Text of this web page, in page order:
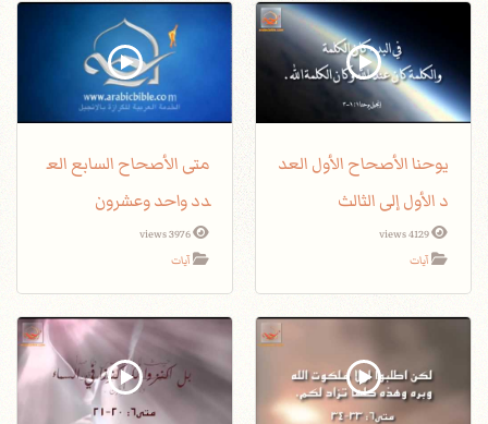
يوحنا الأصحاح الأول العد
د الأول إلى الثالث
4129 views
آيات
متى الأصحاح السابع الع
دد واحد وعشرون
3976 views
آيات